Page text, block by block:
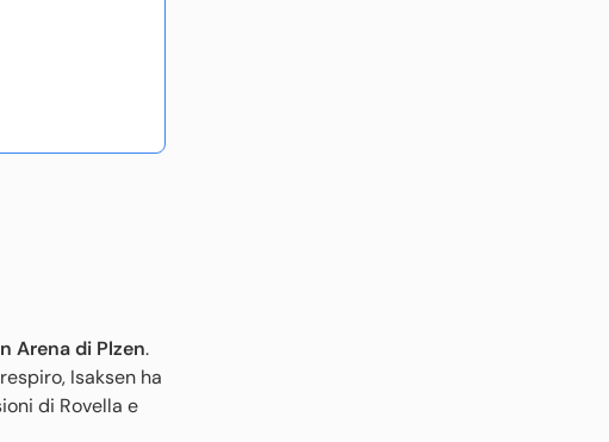
Arena di Plzen.
Isaksen ha
di Rovella e